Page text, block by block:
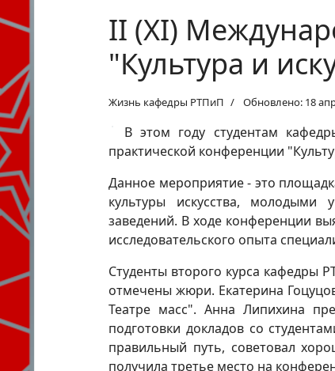
II (XI)
"Культура и
Жизнь кафедры РТПиП Обновлено: 18
В этом году студентам
практической конференции
Данное мероприятие - это
культуры искусства,
заведений. В ходе конференции
исследовательского опыта
Студенты второго курса кафедры
отмечены жюри. Екатерина
Театре масс". Анна Липихина
подготовки докладов со
правильный путь, советовал
получила третье место на